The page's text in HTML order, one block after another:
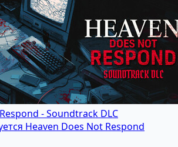
- Soundtrack DLC
Heaven Does Not Respond